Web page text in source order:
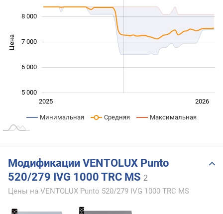
Цена 5 500
5 000
6 000
7 000
8 000
L
Янв. 2025
Июль
2027 2026
2025
Минимальная Средняя Максимальная
Модификации VENTOLUX Punto
520/279 IVG 1000 TRC MS 2
Цены на VENTOLUX Punto 520/279 IVG 1000 TRC MS